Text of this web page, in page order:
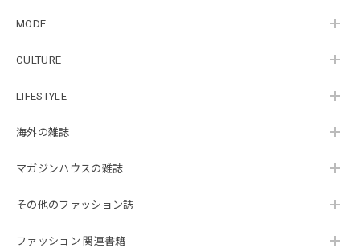
MODE
CULTURE
LIFESTYLE
海外の雑誌
マガジンハウスの雑誌
その他のファッション誌
ファッション 関連書籍